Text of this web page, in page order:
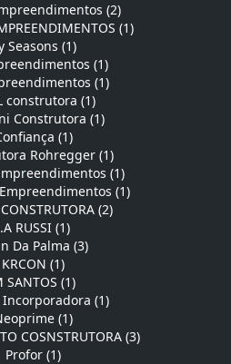
(2)
(1)
Seasons (1)
(1)
(1)
construtora (1)
Construtora (1)
(1)
Rohregger (1)
(1)
(1)
(2)
RUSSI (1)
Da Palma (3)
KRCON (1)
SANTOS (1)
(1)
(1)
COSNSTRUTORA (3)
Profor (1)